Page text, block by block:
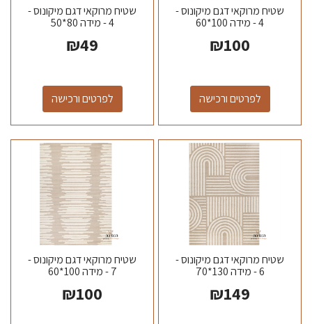
שטיח מרוקאי דגם מיקונוס -
4 - מידה 100*60
₪100
לפרטים ורכישה
שטיח מרוקאי דגם מיקונוס -
4 - מידה 80*50
₪49
לפרטים ורכישה
שטיח מרוקאי דגם מיקונוס -
6 - מידה 130*70
₪149
שטיח מרוקאי דגם מיקונוס -
7 - מידה 100*60
₪100